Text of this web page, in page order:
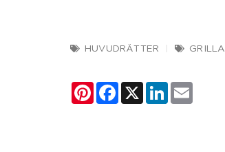
HUVUDRÄTTER GRILLA
PinterestFacebook
X LinkedIn